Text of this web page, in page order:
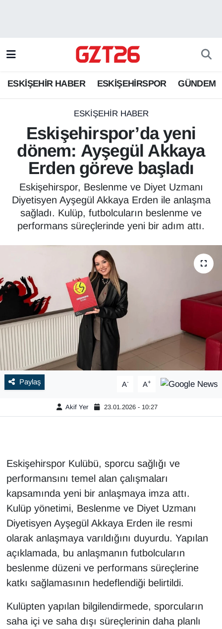
ESKİŞEHİR HABER ESKİŞEHİRSPOR GÜNDEM
ESKİŞEHİR HABER
Eskişehirspor’da yeni
dönem: Ayşegül Akkaya
Erden göreve başladı
Eskişehirspor, Beslenme ve Diyet Uzmanı
Diyetisyen Ayşegül Akkaya Erden ile anlaşma
sağladı. Kulüp, futbolcuların beslenme ve
performans süreçlerinde yeni bir adım attı.
Paylaş A- A+
Akif Yer 23.01.2026 - 10:27
Eskişehirspor Kulübü, sporcu sağlığı ve
performansını temel alan çalışmaları
kapsamında yeni bir anlaşmaya imza attı.
Kulüp yönetimi, Beslenme ve Diyet Uzmanı
Diyetisyen Ayşegül Akkaya Erden ile resmi
olarak anlaşmaya varıldığını duyurdu. Yapılan
açıklamada, bu anlaşmanın futbolcuların
beslenme düzeni ve performans süreçlerine
katkı sağlamasının hedeflendiği belirtildi.
Kulüpten yapılan bilgilendirmede, sporcuların
saha içi ve saha dışı süreçlerinin daha planlı
ESKİŞEHİRSPOR
GÜNDEM
Odunpazarı Trafik Yoğunluk Haritası
Süper Lig Puan Durumu ve Fikstür
Tüm Manşetler
Son Dakika Haberleri
Haber Arşivi